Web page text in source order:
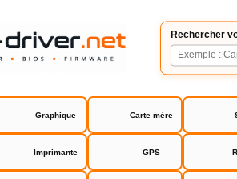
Rechercher
Graphique Carte mère
Imprimante GPS